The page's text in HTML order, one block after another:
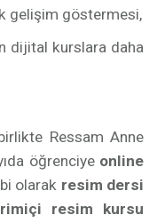
gelişim göstermesi,
dijital kurslara daha
Ressam Anne
öğrenciye online
olarak resim dersi
resim kursu